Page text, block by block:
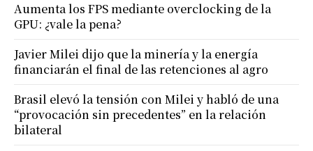
Aumenta los FPS mediante overclocking de la
GPU: ¿vale la pena?
Javier Milei dijo que la minería y la energía
financiarán el final de las retenciones al agro
Brasil elevó la tensión con Milei y habló de una
“provocación sin precedentes” en la relación
bilateral